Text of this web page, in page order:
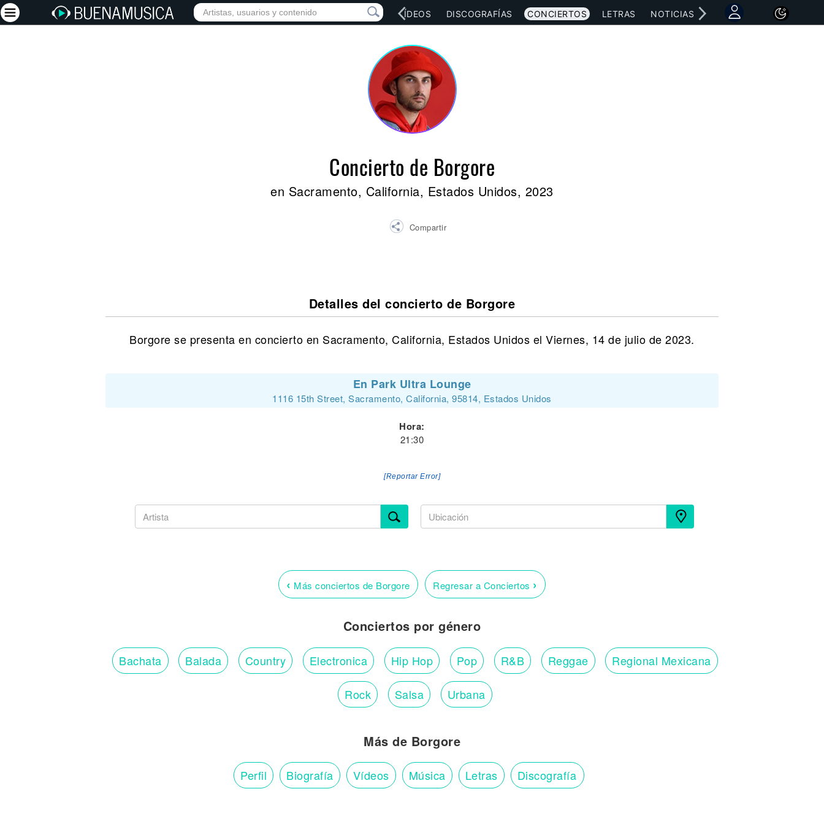
INICIO ARTISTAS RED SOCIAL MÚSICA VÍDEOS DISCOGRAFÍAS CONCIERTOS LETRAS NOTICIAS
Concierto de Borgore
en Sacramento, California, Estados Unidos, 2023
Compartir
Detalles del concierto de Borgore
Borgore se presenta en concierto en Sacramento, California, Estados Unidos el Viernes, 14 de julio de 2023.
En Park Ultra Lounge
1116 15th Street, Sacramento, California, 95814, Estados Unidos
Hora:
21:30
[Reportar Error]
‹ Más conciertos de Borgore Regresar a Conciertos ›
Conciertos por género
Bachata Balada Country Electronica Hip Hop Pop R&B Reggae Regional Mexicana
Rock Salsa Urbana
Más de Borgore
Perfil Biografía Vídeos Música Letras Discografía